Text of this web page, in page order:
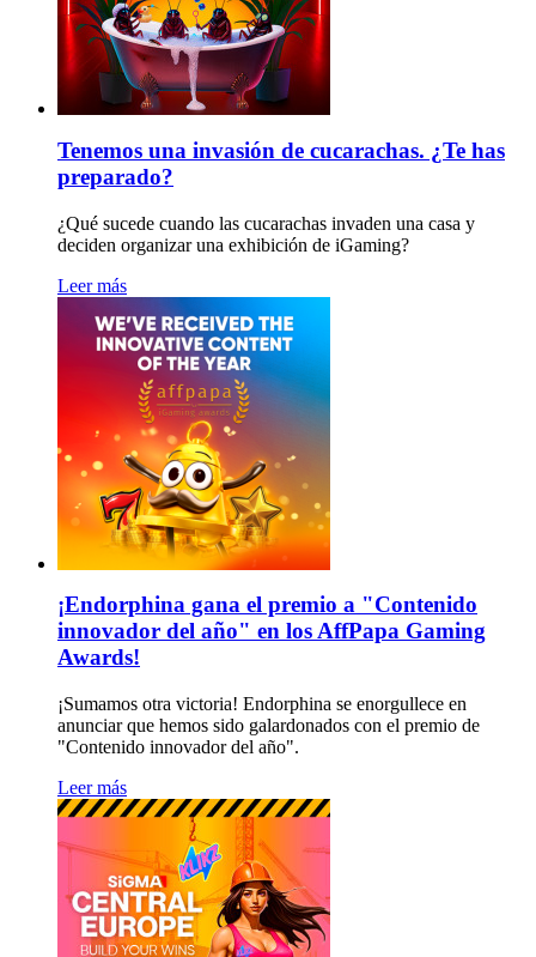
Tenemos una invasión de cucarachas. ¿Te has
preparado?
¿Qué sucede cuando las cucarachas invaden una casa y
deciden organizar una exhibición de iGaming?
Leer más
¡Endorphina gana el premio a "Contenido
innovador del año" en los AffPapa Gaming
Awards!
¡Sumamos otra victoria! Endorphina se enorgullece en
anunciar que hemos sido galardonados con el premio de
"Contenido innovador del año".
Leer más